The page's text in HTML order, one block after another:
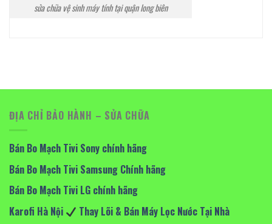
sửa chữa vệ sinh máy tính tại quận long biên
ĐỊA CHỈ BẢO HÀNH – SỬA CHỮA
Bán Bo Mạch Tivi Sony chính hãng
Bán Bo Mạch Tivi Samsung Chính hãng
Bán Bo Mạch Tivi LG chính hãng
Karofi Hà Nội
Thay Lõi & Bán Máy Lọc Nước Tại Nhà